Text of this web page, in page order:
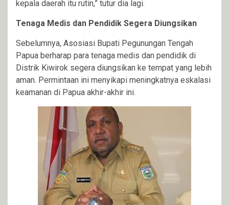
kepala daerah itu rutin,” tutur dia lagi.
Tenaga Medis dan Pendidik Segera Diungsikan
Sebelumnya, Asosiasi Bupati Pegunungan Tengah
Papua berharap para tenaga medis dan pendidik di
Distrik Kiwirok segera diungsikan ke tempat yang lebih
aman. Permintaan ini menyikapi meningkatnya eskalasi
keamanan di Papua akhir-akhir ini.